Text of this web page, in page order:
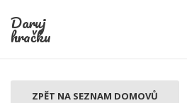
Daruj
hračku
ZPĚT NA SEZNAM DOMOVŮ